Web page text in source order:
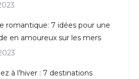
romantique: 7 idées pour une
en amoureux sur les mers
à l’hiver : 7 destinations